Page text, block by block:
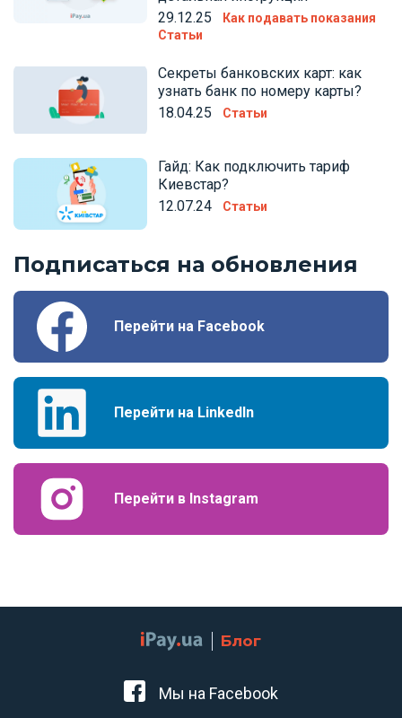
29.12.25
Как подавать показания
Статьи
Секреты банковских карт: как
узнать банк по номеру карты?
18.04.25
Статьи
Гайд: Как подключить тариф
Киевстар?
12.07.24
Статьи
Подписаться на обновления
Перейти на Facebook
Перейти на LinkedIn
Перейти в Instagram
Блог
Мы на Facebook